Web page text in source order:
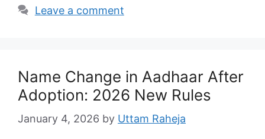
Leave a comment
Name Change in Aadhaar After
Adoption: 2026 New Rules
January 4, 2026 by Uttam Raheja